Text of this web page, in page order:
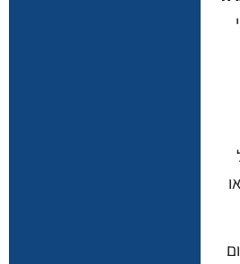
תפספסו את Sephora או